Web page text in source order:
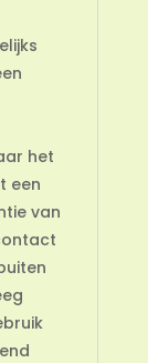
het
een
van